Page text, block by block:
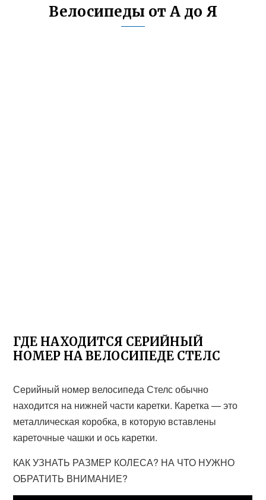
Велосипеды от А до Я
ГДЕ НАХОДИТСЯ СЕРИЙНЫЙ
НОМЕР НА ВЕЛОСИПЕДЕ СТЕЛС
Серийный номер велосипеда Стелс обычно
находится на нижней части каретки. Каретка — это
металлическая коробка, в которую вставлены
кареточные чашки и ось каретки.
КАК УЗНАТЬ РАЗМЕР КОЛЕСА? НА ЧТО НУЖНО
ОБРАТИТЬ ВНИМАНИЕ?